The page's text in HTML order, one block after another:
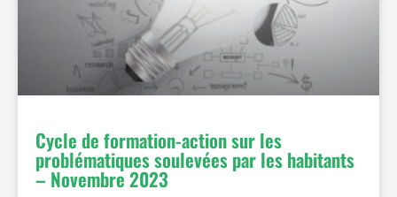
Cycle de formation-action sur les
problématiques soulevées par les habitants
– Novembre 2023